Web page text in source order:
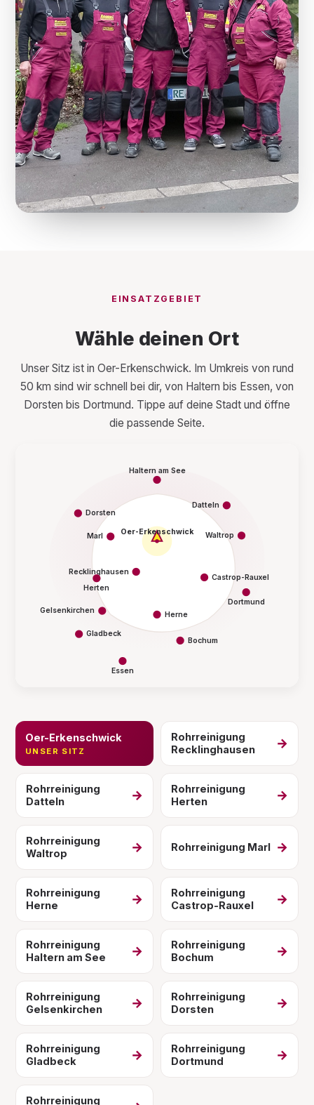
EINSATZGEBIET
Wähle deinen Ort
Unser Sitz ist in Oer-Erkenschwick. Im Umkreis von rund
50 km sind wir schnell bei dir, von Haltern bis Essen, von
Dorsten bis Dortmund. Tippe auf deine Stadt und öffne
die passende Seite.
Dorsten
Datteln
Marl Waltrop
Recklinghausen
Herten
Castrop-Rauxel
Gelsenkirchen
Gladbeck
Herne
Bochum
Dortmund
Haltern am See
Essen
Oer-Erkenschwick
Oer-Erkenschwick
UNSER SITZ
Rohrreinigung
Recklinghausen
→
Rohrreinigung
Datteln
→
Rohrreinigung
Herten
→
Rohrreinigung
Waltrop
→ Rohrreinigung Marl →
Rohrreinigung
Herne
→
Rohrreinigung
Castrop-Rauxel
→
Rohrreinigung
Haltern am See
→
Rohrreinigung
Bochum
→
Rohrreinigung
Gelsenkirchen
→
Rohrreinigung
Dorsten
→
Rohrreinigung
Gladbeck
→
Rohrreinigung
Dortmund
→
Rohrreinigung